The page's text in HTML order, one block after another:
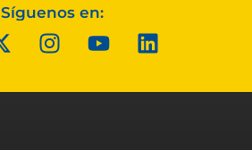
Síguenos en: